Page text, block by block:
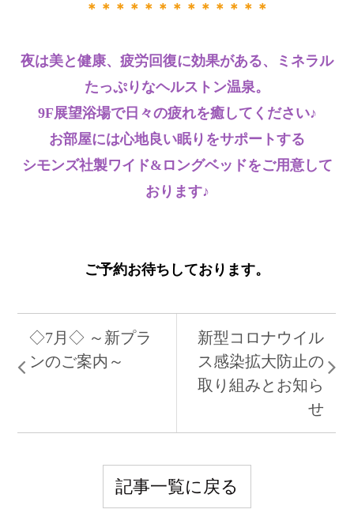
＊＊＊＊＊＊＊＊＊＊＊＊＊
夜は美と健康、疲労回復に効果がある、ミネラル
たっぷりなヘルストン温泉。
9F展望浴場で日々の疲れを癒してください♪
お部屋には心地良い眠りをサポートする
シモンズ社製ワイド&ロングベッドをご用意して
おります♪
ご予約お待ちしております。
◇7月◇ ～新プラ
ンのご案内～
新型コロナウイル
ス感染拡大防止の
取り組みとお知ら
せ
記事一覧に戻る